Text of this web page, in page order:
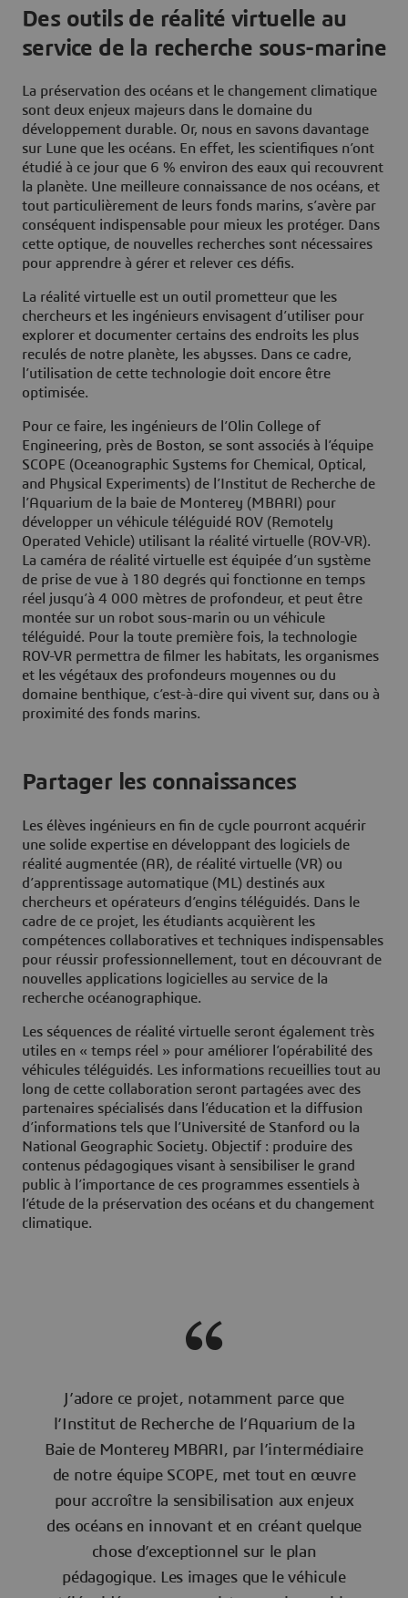
Des outils de réalité virtuelle au
service de la recherche sous-marine
La préservation des océans et le changement climatique
sont deux enjeux majeurs dans le domaine du
développement durable. Or, nous en savons davantage
sur Lune que les océans. En effet, les scientifiques n’ont
étudié à ce jour que 6 % environ des eaux qui recouvrent
la planète. Une meilleure connaissance de nos océans, et
tout particulièrement de leurs fonds marins, s’avère par
conséquent indispensable pour mieux les protéger. Dans
cette optique, de nouvelles recherches sont nécessaires
pour apprendre à gérer et relever ces défis.
La réalité virtuelle est un outil prometteur que les
chercheurs et les ingénieurs envisagent d’utiliser pour
explorer et documenter certains des endroits les plus
reculés de notre planète, les abysses. Dans ce cadre,
l’utilisation de cette technologie doit encore être
optimisée.
Pour ce faire, les ingénieurs de l’Olin College of
Engineering, près de Boston, se sont associés à l’équipe
SCOPE (Oceanographic Systems for Chemical, Optical,
and Physical Experiments) de l’Institut de Recherche de
l’Aquarium de la baie de Monterey (MBARI) pour
développer un véhicule téléguidé ROV (Remotely
Operated Vehicle) utilisant la réalité virtuelle (ROV-VR).
La caméra de réalité virtuelle est équipée d’un système
de prise de vue à 180 degrés qui fonctionne en temps
réel jusqu’à 4 000 mètres de profondeur, et peut être
montée sur un robot sous-marin ou un véhicule
téléguidé. Pour la toute première fois, la technologie
ROV-VR permettra de filmer les habitats, les organismes
et les végétaux des profondeurs moyennes ou du
domaine benthique, c’est-à-dire qui vivent sur, dans ou à
proximité des fonds marins.
Partager les connaissances
Les élèves ingénieurs en fin de cycle pourront acquérir
une solide expertise en développant des logiciels de
réalité augmentée (AR), de réalité virtuelle (VR) ou
d’apprentissage automatique (ML) destinés aux
chercheurs et opérateurs d’engins téléguidés. Dans le
cadre de ce projet, les étudiants acquièrent les
compétences collaboratives et techniques indispensables
pour réussir professionnellement, tout en découvrant de
nouvelles applications logicielles au service de la
recherche océanographique.
Les séquences de réalité virtuelle seront également très
utiles en « temps réel » pour améliorer l’opérabilité des
véhicules téléguidés. Les informations recueillies tout au
long de cette collaboration seront partagées avec des
partenaires spécialisés dans l’éducation et la diffusion
d’informations tels que l’Université de Stanford ou la
National Geographic Society. Objectif : produire des
contenus pédagogiques visant à sensibiliser le grand
public à l’importance de ces programmes essentiels à
l’étude de la préservation des océans et du changement
climatique.
J’adore ce projet, notamment parce que
l’Institut de Recherche de l’Aquarium de la
Baie de Monterey MBARI, par l’intermédiaire
de notre équipe SCOPE, met tout en œuvre
pour accroître la sensibilisation aux enjeux
des océans en innovant et en créant quelque
chose d’exceptionnel sur le plan
pédagogique. Les images que le véhicule